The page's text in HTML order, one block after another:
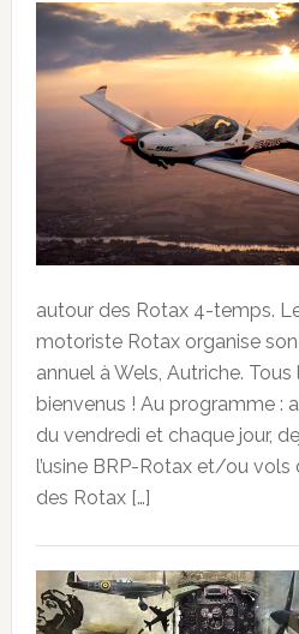
autour des Rotax 4-temps.
motoriste Rotax organise
annuel à Wels, Autriche.
bienvenus ! Au programme :
du vendredi et chaque jour,
l’usine BRP-Rotax et/ou
des Rotax […]